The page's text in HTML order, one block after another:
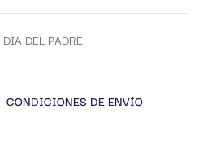
DIA DEL PADRE
CONDICIONES DE ENVÍO